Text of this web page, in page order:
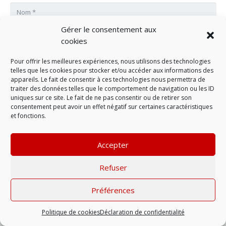
Gérer le consentement aux
cookies
Pour offrir les meilleures expériences, nous utilisons des technologies
telles que les cookies pour stocker et/ou accéder aux informations des
appareils. Le fait de consentir à ces technologies nous permettra de
traiter des données telles que le comportement de navigation ou les ID
uniques sur ce site. Le fait de ne pas consentir ou de retirer son
consentement peut avoir un effet négatif sur certaines caractéristiques
et fonctions.
Accepter
Refuser
Préférences
Politique de cookiesDéclaration de confidentialité
LAISSER UN COMMENTAIRE
Mentions légales| © 2022 | Politique de
confidentialité